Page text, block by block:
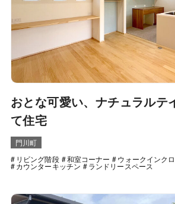
おとな可愛い、ナチュラルテ
て住宅
門川町
リビング階段
和室コーナー ウォークインク
カウンターキッチン ランドリースペース